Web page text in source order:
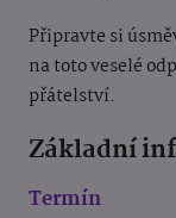
Připravte si
na toto veselé
přátelství.
Základní
Termín